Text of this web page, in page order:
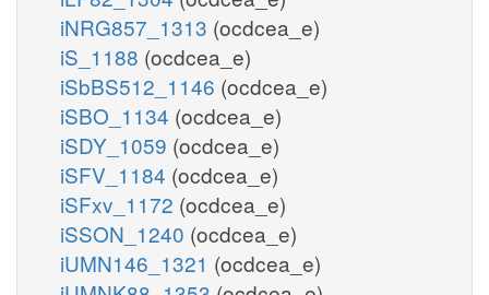
iNRG857_1313 (ocdcea_e)
iS_1188 (ocdcea_e)
iSbBS512_1146 (ocdcea_e)
iSBO_1134 (ocdcea_e)
iSDY_1059 (ocdcea_e)
iSFV_1184 (ocdcea_e)
iSFxv_1172 (ocdcea_e)
iSSON_1240 (ocdcea_e)
iUMN146_1321 (ocdcea_e)